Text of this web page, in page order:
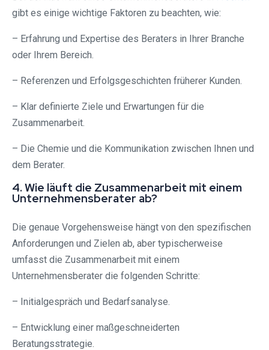
gibt es einige wichtige Faktoren zu beachten, wie:
– Erfahrung und Expertise des Beraters in Ihrer Branche
oder Ihrem Bereich.
– Referenzen und Erfolgsgeschichten früherer Kunden.
– Klar definierte Ziele und Erwartungen für die
Zusammenarbeit.
– Die Chemie und die Kommunikation zwischen Ihnen und
dem Berater.
4. Wie läuft die Zusammenarbeit mit einem
Unternehmensberater ab?
Die genaue Vorgehensweise hängt von den spezifischen
Anforderungen und Zielen ab, aber typischerweise
umfasst die Zusammenarbeit mit einem
Unternehmensberater die folgenden Schritte:
– Initialgespräch und Bedarfsanalyse.
– Entwicklung einer maßgeschneiderten
Beratungsstrategie.